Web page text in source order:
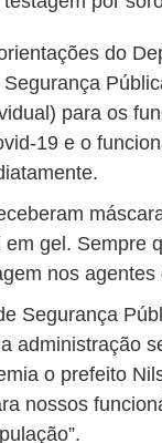
do
para os
19 e o
em gel. Sempre
nos
Segurança
administração
o prefeito
nossos